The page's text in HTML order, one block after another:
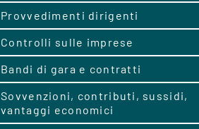
Provvedimenti dirigenti
Controlli sulle imprese
Bandi di gara e contratti
Sovvenzioni, contributi, sussidi,
vantaggi economici